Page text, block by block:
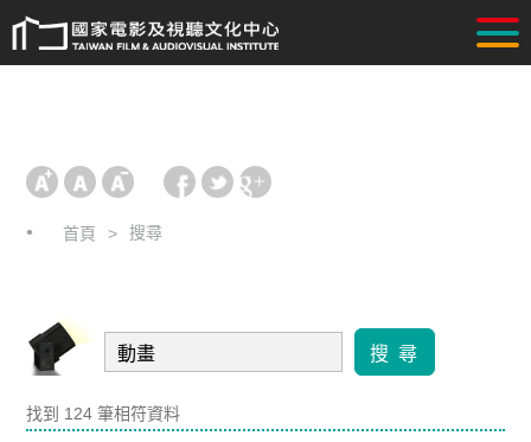
首頁 搜尋
搜 尋
找到 124 筆相符資料